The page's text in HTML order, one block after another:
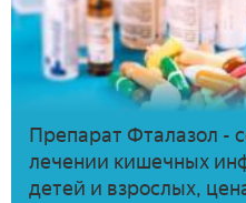
Препарат Фталазол -
лечении кишечных
детей и взрослых,